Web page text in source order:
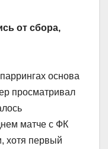
от сбора,
основа
просматривал
матче с ФК
хотя первый